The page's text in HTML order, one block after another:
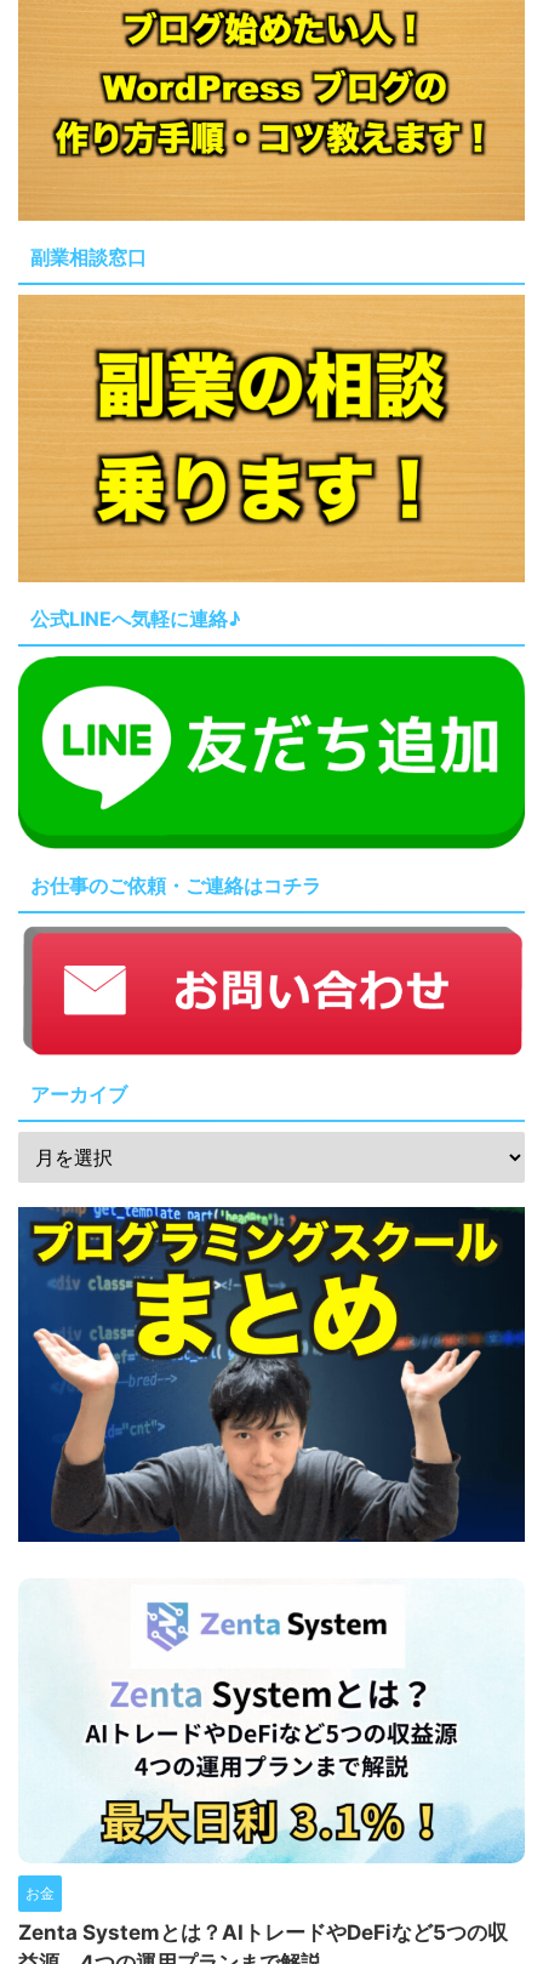
副業相談窓口
公式LINEへ気軽に連絡♪
お仕事のご依頼・ご連絡はコチラ
アーカイブ
お金
Zenta Systemとは？AIトレードやDeFiなど5つの収